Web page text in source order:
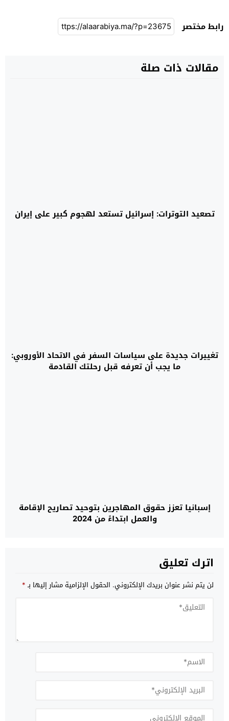
رابط مختصر
مقالات ذات صلة
تصعيد التوترات: إسرائيل تستعد لهجوم كبير على إيران
تغييرات جديدة على سياسات السفر في الاتحاد الأوروبي:
ما يجب أن تعرفه قبل رحلتك القادمة
إسبانيا تعزز حقوق المهاجرين بتوحيد تصاريح الإقامة
والعمل ابتداءً من 2024
اترك تعليق
لن يتم نشر عنوان بريدك الإلكتروني. الحقول الإلزامية مشار إليها بـ*